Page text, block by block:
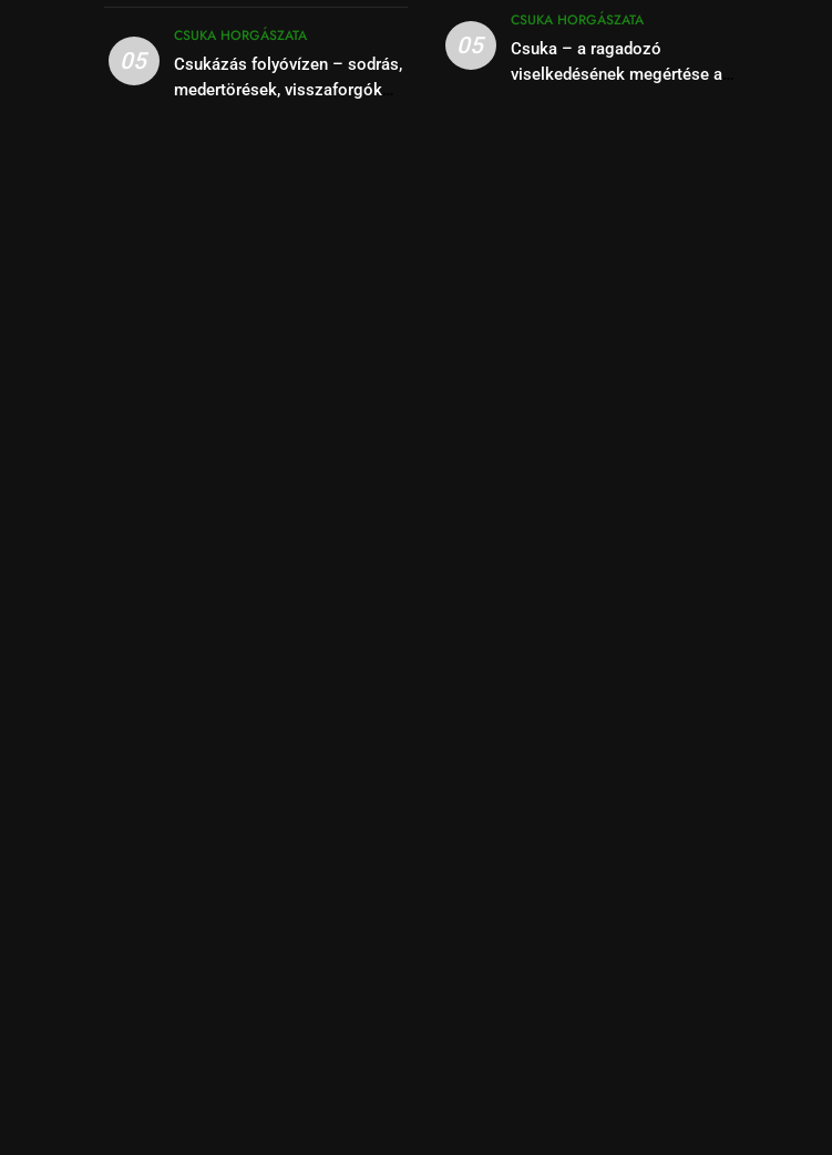
05
CSUKA HORGÁSZATA
Csukázás folyóvízen – sodrás,
medertörések, visszaforgók
05
CSUKA HORGÁSZATA
Csuka – a ragadozó
viselkedésének megértése a